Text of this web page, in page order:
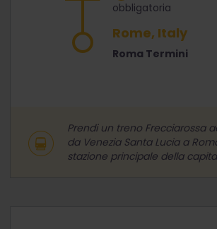
obbligatoria
Rome, Italy
Roma Termini
Prendi un treno Frecciarossa
da Venezia Santa Lucia a
stazione principale della